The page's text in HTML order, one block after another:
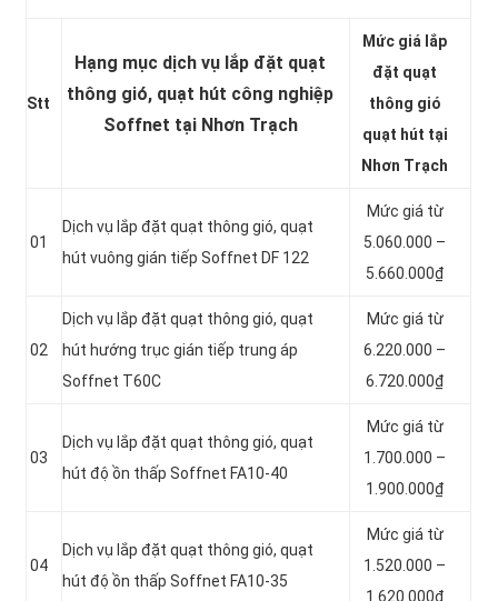
Stt
Hạng mục dịch vụ lắp đặt quạt
thông gió, quạt hút công nghiệp
Soffnet tại Nhơn Trạch
Mức giá lắp
đặt quạt
thông gió
quạt hút tại
Nhơn Trạch
01
Dịch vụ lắp đặt quạt thông gió, quạt
hút vuông gián tiếp Soffnet DF 122
Mức giá từ
5.060.000 –
5.660.000₫
02
Dịch vụ lắp đặt quạt thông gió, quạt
hút hướng trục gián tiếp trung áp
Soffnet T60C
Mức giá từ
6.220.000 –
6.720.000₫
03
Dịch vụ lắp đặt quạt thông gió, quạt
hút độ ồn thấp Soffnet FA10-40
Mức giá từ
1.700.000 –
1.900.000₫
04
Dịch vụ lắp đặt quạt thông gió, quạt
hút độ ồn thấp Soffnet FA10-35
Mức giá từ
1.520.000 –
1.620.000₫